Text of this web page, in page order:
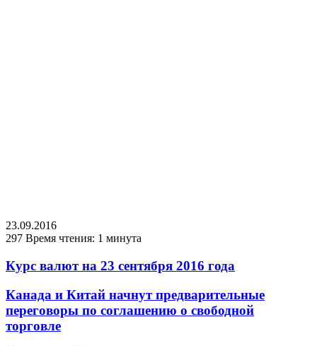
23.09.2016
297 Время чтения: 1 минута
Курс валют на 23 сентября 2016 года
Канада и Китай начнут предварительные
переговоры по соглашению о свободной
торговле